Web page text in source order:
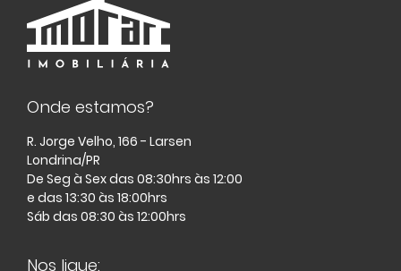
Onde estamos?
R. Jorge Velho, 166 - Larsen
Londrina/PR
De Seg à Sex das 08:30hrs às 12:00
e das 13:30 às 18:00hrs
Sáb das 08:30 às 12:00hrs
Nos ligue: